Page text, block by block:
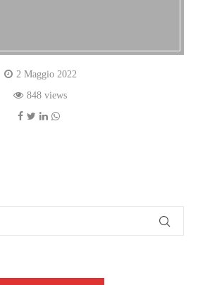
2 Maggio 2022
848 views